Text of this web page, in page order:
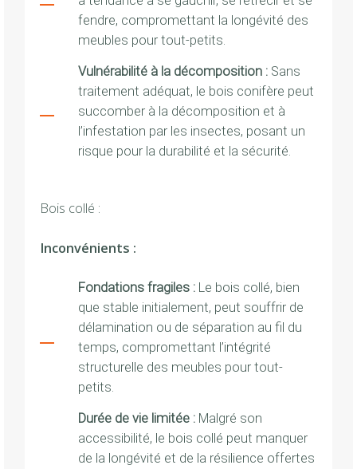
fendre, compromettant la longévité des
meubles pour tout-petits.
Vulnérabilité à la décomposition :Sans
traitement adéquat, le bois conifère peut
succomber à la décomposition et à
l’infestation par les insectes, posant un
risque pour la durabilité et la sécurité.
Bois collé :
Inconvénients :
Fondations fragiles :Le bois collé, bien
que stable initialement, peut souffrir de
délamination ou de séparation au fil du
temps, compromettant l’intégrité
structurelle des meubles pour tout-
petits.
Durée de vie limitée :Malgré son
accessibilité, le bois collé peut manquer
de la longévité et de la résilience offertes